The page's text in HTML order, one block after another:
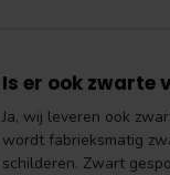
Is er ook zwarte
Ja, wij leveren ook
wordt fabrieksmatig
schilderen. Zwart